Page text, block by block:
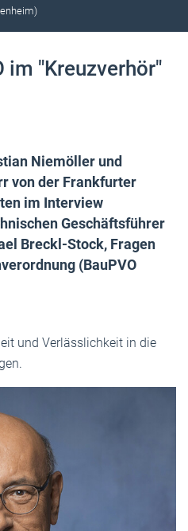
im "Kreuzverhör"
Niemöller und
von der Frankfurter
im Interview
Geschäftsführer
Breckl-Stock, Fragen
(BauPVO
und Verlässlichkeit in die